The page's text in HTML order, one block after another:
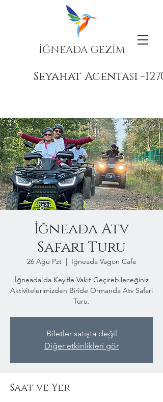
İĞNEADA GEZİM
Seyahat Acentası -
İğneada Atv
Safari Turu
26 Ağu Pzt
  |
İğneada Vagon Cafe
İğneada'da Keyifle Vakit Geçirebileceğiniz
Aktivitelerimizden Biride Ormanda Atv Safari
Turu.
Biletler satışta değil
Diğer etkinlikleri gör
Saat ve Yer